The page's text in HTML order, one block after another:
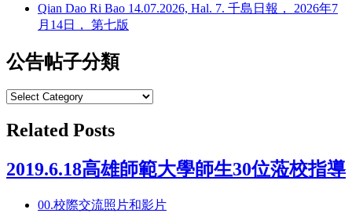
Qian Dao Ri Bao 14.07.2026, Hal. 7. 千島日報， 2026年7
月14日， 第七版
公告帖子分類
公
帖
分
類
Related Posts
2019.6.18高雄師範大學師生30位蒞校指導
00.校際交流照片和影片